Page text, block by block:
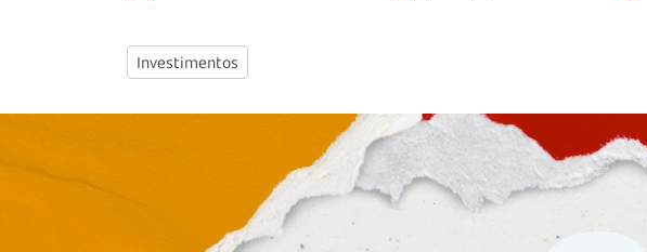
Investimentos